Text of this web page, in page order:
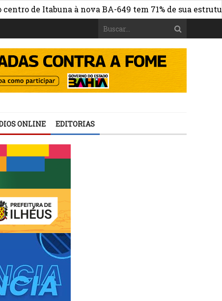
Itabuna à nova BA-649 tem 71% de sua estrutura de
ONLINE EDITORIAS